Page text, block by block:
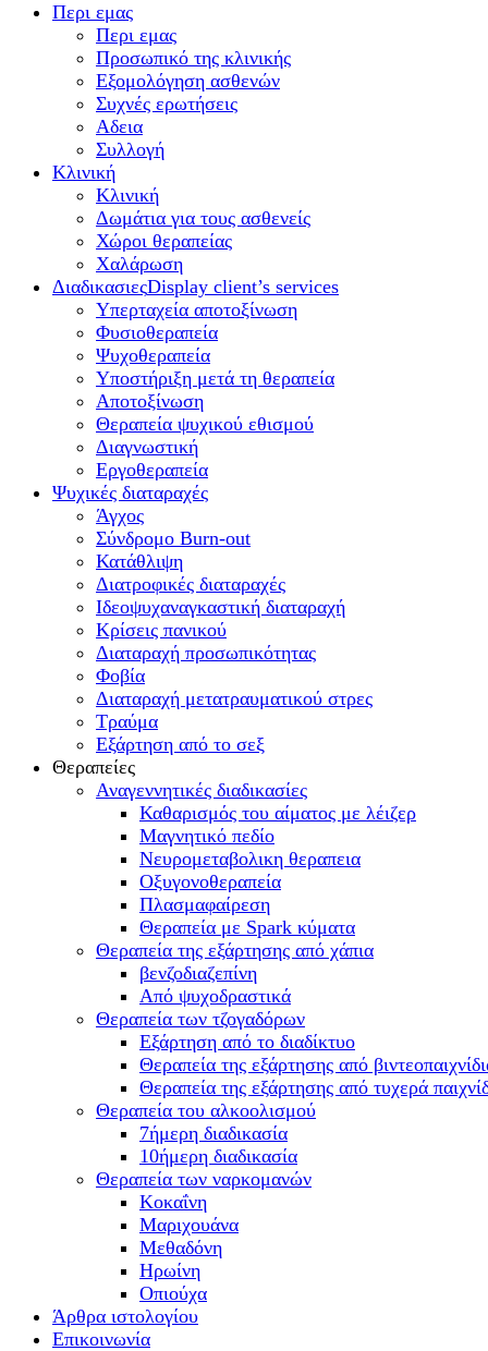
Περι εμας
Περι εμας
Προσωπικό της κλινικής
Εξομολόγηση ασθενών
Συχνές ερωτήσεις
Αδεια
Συλλογή
Κλινική
Κλινική
Δωμάτια για τους ασθενείς
Χώροι θεραπείας
Χαλάρωση
ΔιαδικασιεςDisplay client’s services
Υπερταχεία αποτοξίνωση
Φυσιοθεραπεία
Ψυχοθεραπεία
Υποστήριξη μετά τη θεραπεία
Αποτοξίνωση
Θεραπεία ψυχικού εθισμού
Διαγνωστική
Εργοθεραπεία
Ψυχικές διαταραχές
Άγχος
Σύνδρομο Burn-out
Κατάθλιψη
Διατροφικές διαταραχές
Ιδεοψυχαναγκαστική διαταραχή
Κρίσεις πανικού
Διαταραχή προσωπικότητας
Φοβία
Διαταραχή μετατραυματικού στρες
Τραύμα
Εξάρτηση από το σεξ
Θεραπείες
Αναγεννητικές διαδικασίες
Καθαρισμός του αίματος με λέιζερ
Μαγνητικό πεδίο
Νευρομεταβολικη θεραπεια
Οξυγονοθεραπεία
Πλασμαφαίρεση
Θεραπεία με Spark κύματα
Θεραπεία της εξάρτησης από χάπια
βενζοδιαζεπίνη
Από ψυχοδραστικά
Θεραπεία των τζογαδόρων
Εξάρτηση από το διαδίκτυο
Θεραπεία της εξάρτησης από
Θεραπεία της εξάρτησης από τυχερά
Θεραπεία του αλκοολισμού
7ήμερη διαδικασία
10ήμερη διαδικασία
Θεραπεία των ναρκομανών
Kοκαΐνη
Mαριχουάνα
Μεθαδόνη
Ηρωίνη
Oπιούχα
Άρθρα ιστολογίου
Επικοινωνία